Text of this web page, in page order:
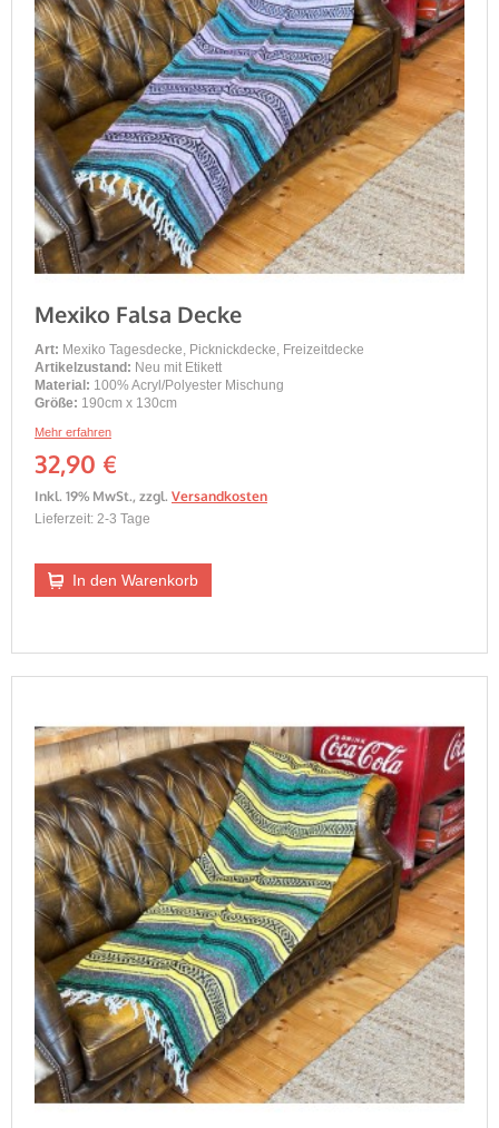
Mexiko Falsa Decke
Art: Mexiko Tagesdecke, Picknickdecke, Freizeitdecke
Artikelzustand: Neu mit Etikett
Material: 100% Acryl/Polyester Mischung
Größe: 190cm x 130cm
Mehr erfahren
32,90 €
Inkl. 19% MwSt., zzgl. Versandkosten
Lieferzeit: 2-3 Tage
In den Warenkorb